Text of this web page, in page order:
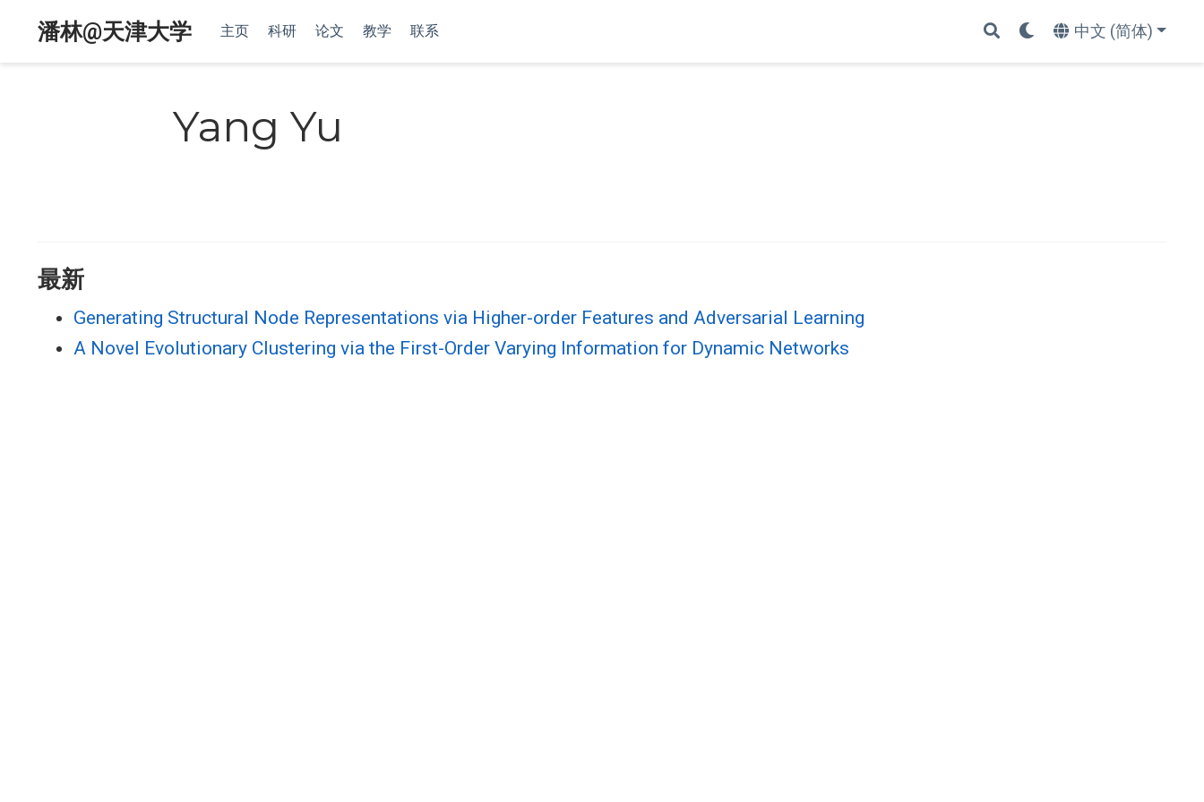
潘林@天津大学 主页 科研 论文 教学 联系 中文 (简体)
Yang Yu
最新
Generating Structural Node Representations via Higher-order Features and Adversarial Learning
A Novel Evolutionary Clustering via the First-Order Varying Information for Dynamic Networks